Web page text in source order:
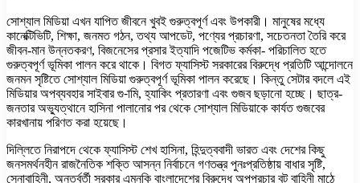
সোশ্যাল মিডিয়া এখন যাপিত জীবনে খুবই গুরুত্বপূর্ণ এবং উপকারী। মানুষের মধ্যে
কানেক্টিভিটি, শিক্ষা, জনমত গঠন, তথ্য আপডেট, পণ্যের প্রচারণা, সচেতনতা তৈরি করে
জীবন-মান উন্নতকরণ, বিজনেসের প্রসার ইত্যাদি পজেটিভ কর্মকা- পরিচালিত হতে
গুরুত্বপূর্ণ ভূমিকা পালন করে থাকে। বিগত ফ্যাসিস্ট সরকারের বিরুদ্ধে প্রতিটি আন্দোলনে
জনমন সৃষ্টিতে সোশ্যাল মিডিয়া গুরুত্বপূর্ণ ভূমিকা পালন করেছে। কিন্তু সেটার বদলে এই
মিডিয়ার অপব্যবহার সাইবার গু-ামি, হ্যাকিং প্রতারণা এবং গুজব ছড়ানো হচ্ছে। ছাত্র-
জনতার অভ্যুত্থানে হাসিনা পালানোর পর থেকে সোশ্যাল মিডিয়াকে কার্যত গুজবের
কারখানায় পরিণত করা হয়েছে।
দিল্লিতে নিরাপদে থেকে ফ্যাসিস্ট শেখ হাসিনা, হিন্দুত্ববাদী ভারত এবং দেশের কিছু
জনসমর্থনহীন রাজনৈতিক শক্তি আসন্ন নির্বাচনে গণতন্ত্র পুনঃপ্রতিষ্ঠায় বাধার সৃষ্টি,
সেনাবাহিনী, অন্তর্বর্তী সরকার এমনকি বাংলাদেশের বিরুদ্ধে অপপ্রচার বট বাহিনী মাঠে